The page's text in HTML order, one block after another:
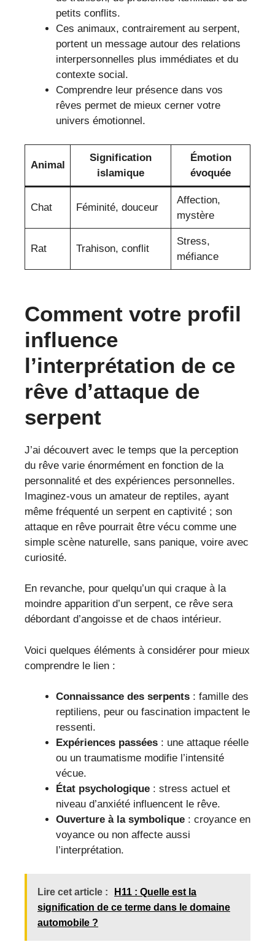
petits conflits.
Ces animaux, contrairement au serpent,
portent un message autour des relations
interpersonnelles plus immédiates et du
contexte social.
Comprendre leur présence dans vos
rêves permet de mieux cerner votre
univers émotionnel.
Animal
Signification
islamique
Émotion
évoquée
Chat Féminité, douceur
Affection,
mystère
Rat Trahison, conflit
Stress,
méfiance
Comment votre profil
influence
l’interprétation de ce
rêve d’attaque de
serpent
J’ai découvert avec le temps que la perception
du rêve varie énormément en fonction de la
personnalité et des expériences personnelles.
Imaginez-vous un amateur de reptiles, ayant
même fréquenté un serpent en captivité ; son
attaque en rêve pourrait être vécu comme une
simple scène naturelle, sans panique, voire avec
curiosité.
En revanche, pour quelqu’un qui craque à la
moindre apparition d’un serpent, ce rêve sera
débordant d’angoisse et de chaos intérieur.
Voici quelques éléments à considérer pour mieux
comprendre le lien :
Connaissance des serpents : famille des
reptiliens, peur ou fascination impactent le
ressenti.
Expériences passées : une attaque réelle
ou un traumatisme modifie l’intensité
vécue.
État psychologique : stress actuel et
niveau d’anxiété influencent le rêve.
Ouverture à la symbolique : croyance en
voyance ou non affecte aussi
l’interprétation.
Lire cet article :
H11 : Quelle est la
signification de ce terme dans le domaine
automobile ?